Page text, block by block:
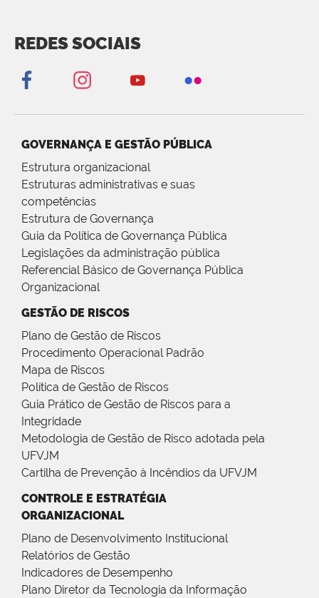
REDES SOCIAIS
GOVERNANÇA E GESTÃO PÚBLICA
Estrutura organizacional
Estruturas administrativas e suas
competências
Estrutura de Governança
Guia da Política de Governança Pública
Legislações da administração pública
Referencial Básico de Governança Pública
Organizacional
GESTÃO DE RISCOS
Plano de Gestão de Riscos
Procedimento Operacional Padrão
Mapa de Riscos
Política de Gestão de Riscos
Guia Prático de Gestão de Riscos para a
Integridade
Metodologia de Gestão de Risco adotada pela
UFVJM
Cartilha de Prevenção à Incêndios da UFVJM
CONTROLE E ESTRATÉGIA
ORGANIZACIONAL
Plano de Desenvolvimento Institucional
Relatórios de Gestão
Indicadores de Desempenho
Plano Diretor da Tecnologia da Informação